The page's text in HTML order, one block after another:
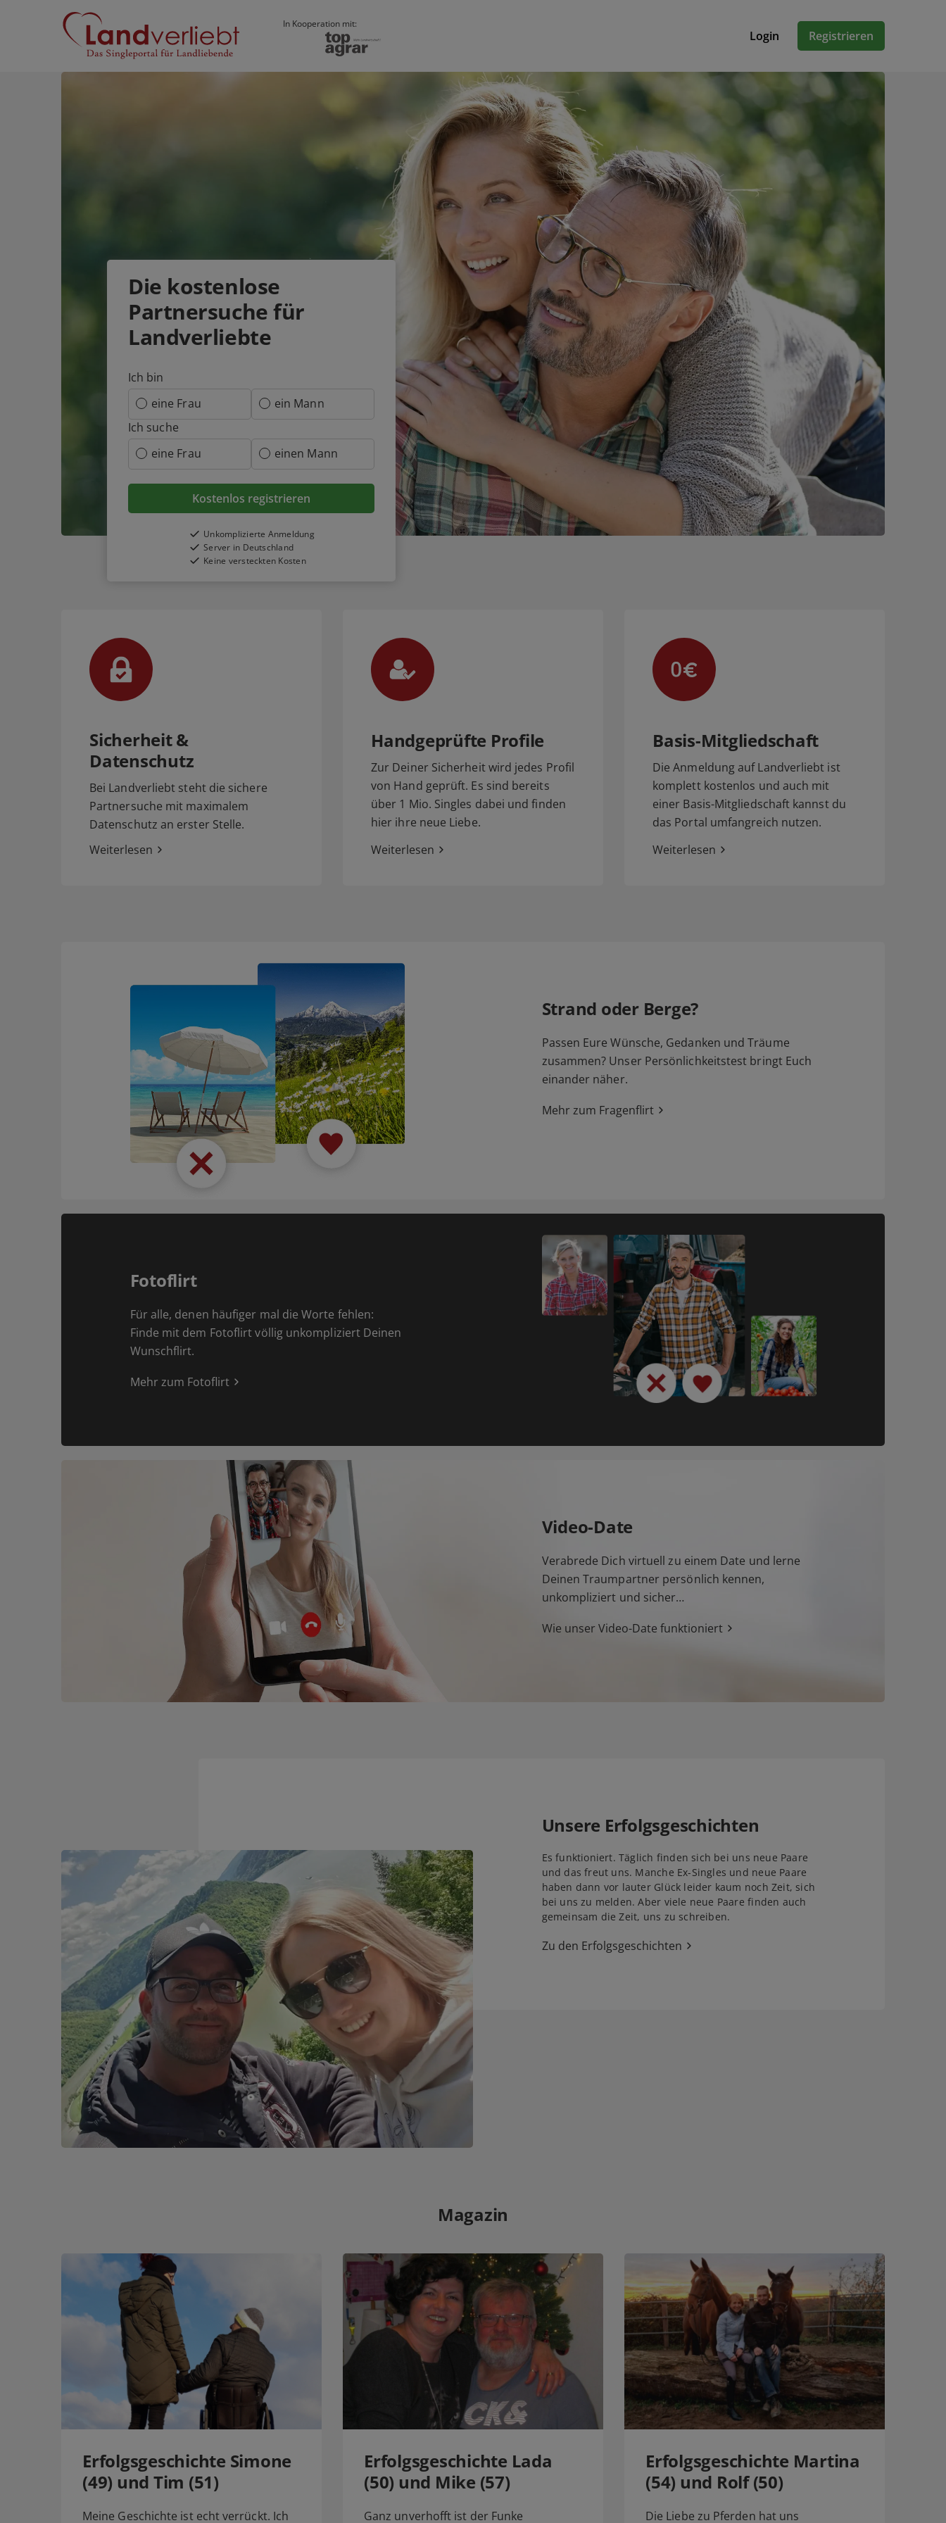
In Kooperation mit:
Login Registrieren
Die kostenlose
Partnersuche für
Landverliebte
Ich bin
eine Frau
ein Mann
Ich suche
eine Frau
einen Mann
Kostenlos registrieren
Unkomplizierte Anmeldung
Server in Deutschland
Keine versteckten Kosten
Sicherheit &
Datenschutz
Bei Landverliebt steht die sichere
Partnersuche mit maximalem
Datenschutz an erster Stelle.
Weiterlesen
Handgeprüfte Profile
Zur Deiner Sicherheit wird jedes Profil
von Hand geprüft. Es sind bereits
über 1 Mio. Singles dabei und finden
hier ihre neue Liebe.
Weiterlesen
Basis-Mitgliedschaft
Die Anmeldung auf Landverliebt ist
komplett kostenlos und auch mit
einer Basis-Mitgliedschaft kannst du
das Portal umfangreich nutzen.
Weiterlesen
Strand oder Berge?
Passen Eure Wünsche, Gedanken und Träume
zusammen? Unser Persönlichkeitstest bringt Euch
einander näher.
Mehr zum Fragenflirt
Fotoflirt
Für alle, denen häufiger mal die Worte fehlen:
Finde mit dem Fotoflirt völlig unkompliziert Deinen
Wunschflirt.
Mehr zum Fotoflirt
Video-Date
Verabrede Dich virtuell zu einem Date und lerne
Deinen Traumpartner persönlich kennen,
unkompliziert und sicher…
Wie unser Video-Date funktioniert
Unsere Erfolgsgeschichten
Es funktioniert. Täglich finden sich bei uns neue Paare
und das freut uns. Manche Ex-Singles und neue Paare
haben dann vor lauter Glück leider kaum noch Zeit, sich
bei uns zu melden. Aber viele neue Paare finden auch
gemeinsam die Zeit, uns zu schreiben.
Zu den Erfolgsgeschichten
Magazin
Erfolgsgeschichte Simone
(49) und Tim (51)
Meine Geschichte ist echt verrückt. Ich
Erfolgsgeschichte Lada
(50) und Mike (57)
Ganz unverhofft ist der Funke
Erfolgsgeschichte Martina
(54) und Rolf (50)
Die Liebe zu Pferden hat uns